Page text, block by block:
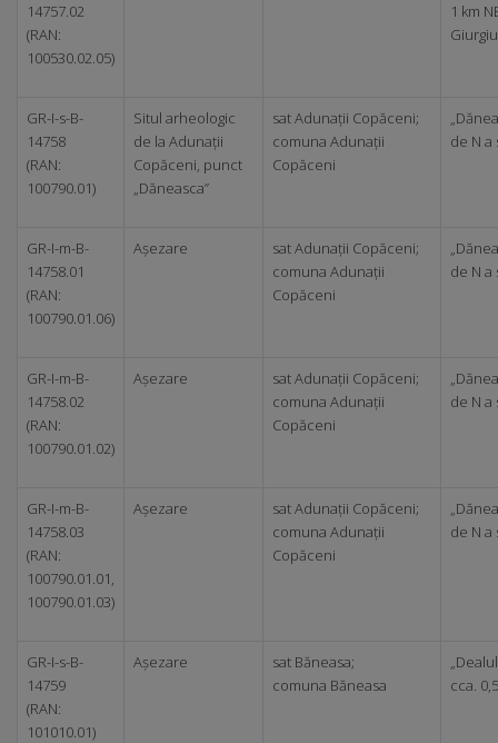
14757.02
(RAN:
100530.02.05)
1 km
Giurgiu
GR-I-s-B-
14758
(RAN:
100790.01)
Situl arheologic
de la Adunații
Copăceni, punct
„Dăneasca”
sat Adunații Copăceni;
comuna Adunații
Copăceni
de N a
GR-I-m-B-
14758.01
(RAN:
100790.01.06)
Așezare
sat Adunații Copăceni;
comuna Adunații
Copăceni
de N a
GR-I-m-B-
14758.02
(RAN:
100790.01.02)
Așezare
sat Adunații Copăceni;
comuna Adunații
Copăceni
de N a
GR-I-m-B-
14758.03
(RAN:
100790.01.01,
100790.01.03)
Așezare
sat Adunații Copăceni;
comuna Adunații
Copăceni
de N a
GR-I-s-B-
14759
(RAN:
101010.01)
Așezare
sat Băneasa;
comuna Băneasa
cca.